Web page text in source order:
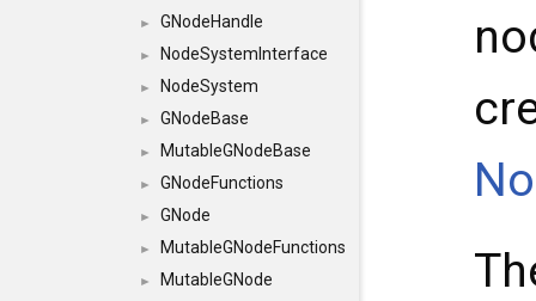
► GNodeHandle
► NodeSystemInterface
► NodeSystem
► GNodeBase
► MutableGNodeBase
► GNodeFunctions
► GNode
► MutableGNodeFunctions
► MutableGNode